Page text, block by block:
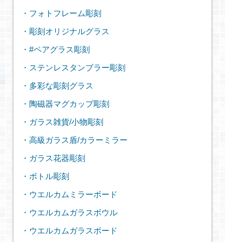
・フォトフレーム彫刻
・彫刻オリジナルグラス
・#ペアグラス彫刻
・ステンレスタンブラー彫刻
・多彩な彫刻グラス
・陶磁器マグカップ彫刻
・ガラス雑貨/小物彫刻
・高級ガラス盾/カラーミラー
・ガラス花器彫刻
・ボトル彫刻
・ウエルカムミラーボード
・ウエルカムガラスボウル
・ウエルカムガラスボード